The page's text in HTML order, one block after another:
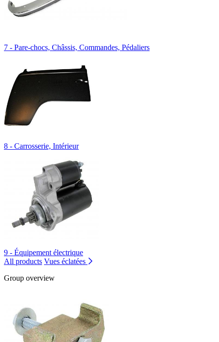
7 - Pare-chocs, Châssis, Commandes, Pédaliers
8 - Carrosserie, Intérieur
9 - Équipement électrique
All products Vues éclatées
Group overview